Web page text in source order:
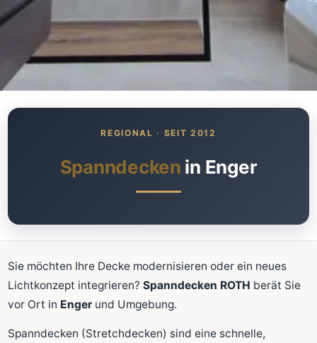
Was kostet meine neue
Spanndecke?
Schnellrechner
FLÄCHE (M²)
Spanndecken in Enger
Sie möchten Ihre Decke modernisieren oder ein neues
Lichtkonzept integrieren?Spanndecken ROTH berät Sie
vor Ort in Enger und Umgebung.
Spanndecken (Stretchdecken) sind eine schnelle,